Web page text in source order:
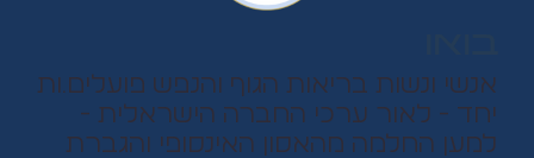
אנשי ונשות בריאות הגוף והנפש פועלים.ות
יחד - לאור ערכי החברה הישראלית -
למען החלמה מהאסון האינסופי והגברת